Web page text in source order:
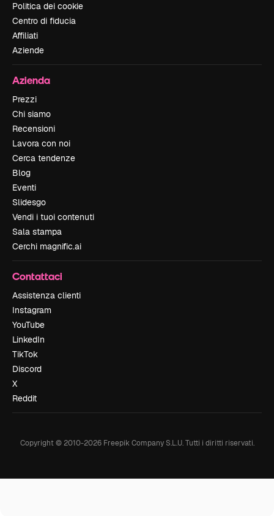
Politica dei cookie
Centro di fiducia
Affiliati
Aziende
Azienda
Prezzi
Chi siamo
Recensioni
Lavora con noi
Cerca tendenze
Blog
Eventi
Slidesgo
Vendi i tuoi contenuti
Sala stampa
Cerchi magnific.ai
Contattaci
Assistenza clienti
Instagram
YouTube
LinkedIn
TikTok
Discord
X
Reddit
Copyright © 2010-2026Freepik Company S.L.U. Tutti i diritti riservati.